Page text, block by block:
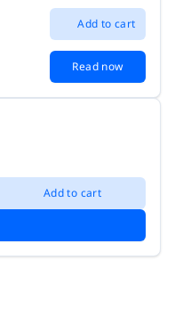
Add to cart
Read now
Add to cart